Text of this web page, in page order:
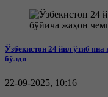
Ўзбекистон 24 йил ўтиб
бўлди
22-09-2025, 10:16